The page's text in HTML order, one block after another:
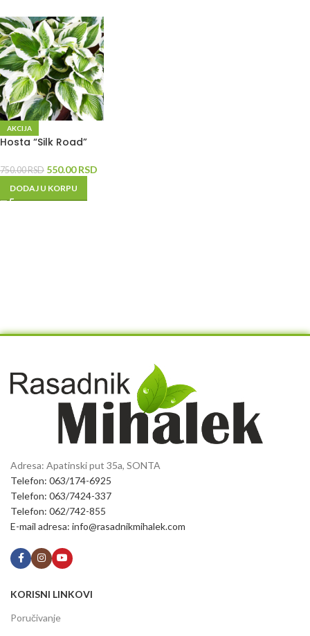
AKCIJA
Hosta “Silk Road”
750.00RSD 550.00RSD
DODAJ U KORPU
Adresa: Apatinski put 35a, SONTA
Telefon: 063/174-6925
Telefon: 063/7424-337
Telefon: 062/742-855
E-mail adresa: info@rasadnikmihalek.com
KORISNI LINKOVI
Poručivanje